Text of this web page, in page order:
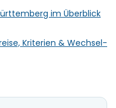
im Überblick
Kriterien & Wechsel-